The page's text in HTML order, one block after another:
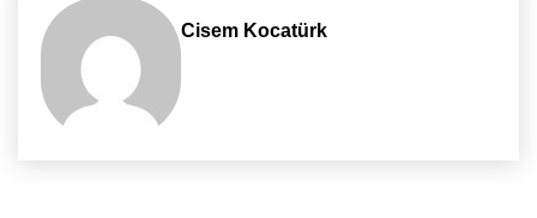
Cisem Kocatürk